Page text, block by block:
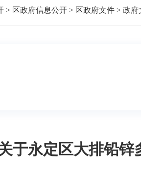
> 区政府信息公开> 区政府文件> 政府
于永定区大排铅